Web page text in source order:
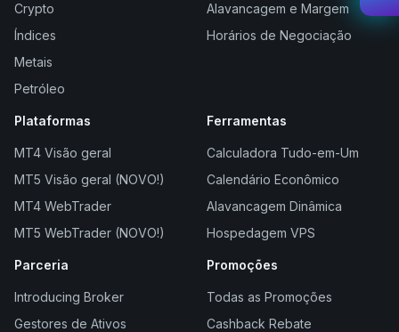
Crypto
Índices
Metais
Petróleo
Alavancagem e Margem
Horários de Negociação
Plataformas
MT4 Visão geral
MT5 Visão geral (NOVO!)
MT4 WebTrader
MT5 WebTrader (NOVO!)
Ferramentas
Calculadora Tudo-em-Um
Calendário Econômico
Alavancagem Dinâmica
Hospedagem VPS
Parceria
Introducing Broker
Gestores de Ativos
Promoções
Todas as Promoções
Cashback Rebate